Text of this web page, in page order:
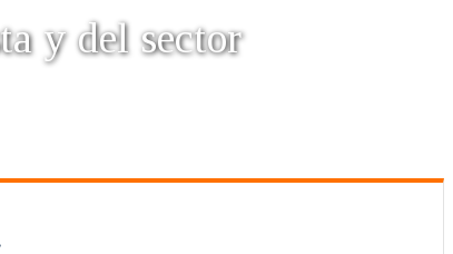
y del sector